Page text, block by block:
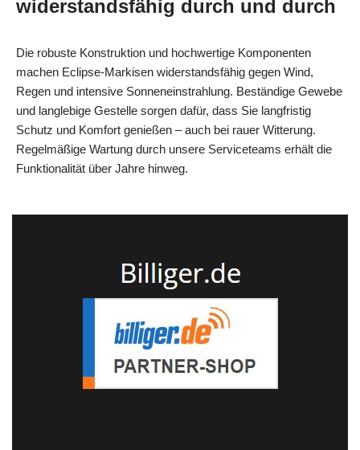
widerstandsfähig durch und durch
Die robuste Konstruktion und hochwertige Komponenten
machen Eclipse‑Markisen widerstandsfähig gegen Wind,
Regen und intensive Sonneneinstrahlung. Beständige Gewebe
und langlebige Gestelle sorgen dafür, dass Sie langfristig
Schutz und Komfort genießen – auch bei rauer Witterung.
Regelmäßige Wartung durch unsere Serviceteams erhält die
Funktionalität über Jahre hinweg.